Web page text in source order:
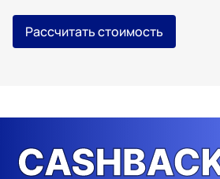
Рассчитать стоимость